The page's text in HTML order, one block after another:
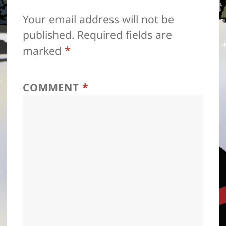
Your email address will not be
published. Required fields are
marked *
COMMENT *